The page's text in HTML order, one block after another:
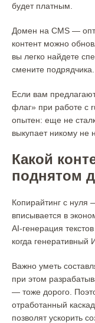
будет платным.
Домен на CMS —
контент можно
вы легко найдете
смените подрядчика.
Если вам
флаг» при работе с
опытен: еще не
выкупает никому не
Какой
поднятом
Копирайтинг с нуля
вписывается в
AI-генерация
когда генеративный
Важно уметь
при этом
— тоже дорого.
отработанный
позволят ускорить